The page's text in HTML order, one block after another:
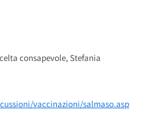
consapevole, Stefania
vaccinazioni/salmaso.asp